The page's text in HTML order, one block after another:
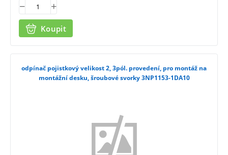
Koupit
odpínač pojistkový velikost 2, 3pól. provedení, pro montáž na
montážní desku, šroubové svorky 3NP1153-1DA10